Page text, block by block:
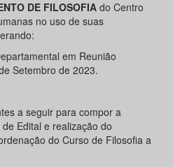
DE FILOSOFIA do Centro
no uso de suas
em Reunião
Setembro de 2023.
a seguir para compor a
Edital e realização do
do Curso de Filosofia a